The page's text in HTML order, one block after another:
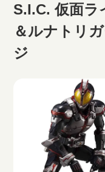
S.I.C. 仮面ラ
＆ルナトリ
ジ